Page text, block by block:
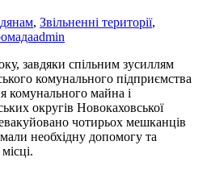
, Звільненні території,
admin
завдяки спільним зусиллям
комунального підприємства
комунального майна і
округів Новокаховської
чотирьох мешканців
необхідну допомогу та